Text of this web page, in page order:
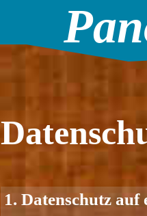
1. Datenschutz auf